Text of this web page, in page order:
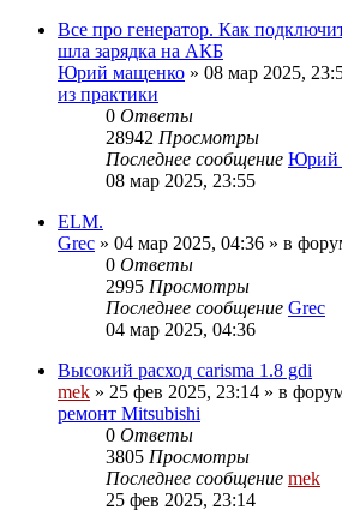
Все про генератор. Как
шла зарядка на АКБ
Юрий мащенко » 08 мар 2025,
из практики
0 Ответы
28942 Просмотры
Последнее сообщение Юрий
08 мар 2025, 23:55
ELM.
Grec » 04 мар 2025, 04:36 » в
0 Ответы
2995 Просмотры
Последнее сообщение Grec
04 мар 2025, 04:36
Высокий расход carisma 1.8 gdi
mek » 25 фев 2025, 23:14 » в
ремонт Mitsubishi
0 Ответы
3805 Просмотры
Последнее сообщение mek
25 фев 2025, 23:14